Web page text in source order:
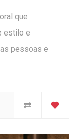
que
estilo e
pessoas e